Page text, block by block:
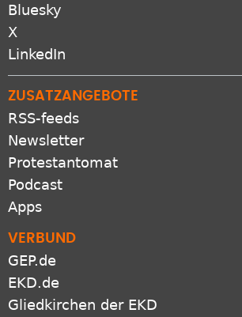
Bluesky
X
LinkedIn
ZUSATZANGEBOTE
RSS-feeds
Newsletter
Protestantomat
Podcast
Apps
VERBUND
GEP.de
EKD.de
Gliedkirchen der EKD